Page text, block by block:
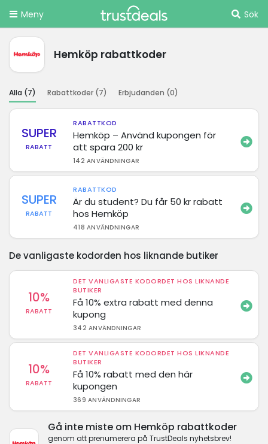
Meny Sök
Hemköp rabattkoder
Alla (7) Rabattkoder (7) Erbjudanden (0)
SUPER
RABATT
RABATTKOD
Hemköp – Använd kupongen för
att spara 200 kr
142 ANVÄNDNINGAR
SUPER
RABATT
RABATTKOD
Är du student? Du får 50 kr rabatt
hos Hemköp
418 ANVÄNDNINGAR
De vanligaste kodorden hos liknande butiker
10%
RABATT
DET VANLIGASTE KODORDET HOS LIKNANDE
BUTIKER
Få 10% extra rabatt med denna
kupong
342 ANVÄNDNINGAR
10%
RABATT
DET VANLIGASTE KODORDET HOS LIKNANDE
BUTIKER
Få 10% rabatt med den här
kupongen
369 ANVÄNDNINGAR
Gå inte miste om Hemköp rabattkoder
genom att prenumerera på TrustDeals nyhetsbrev!